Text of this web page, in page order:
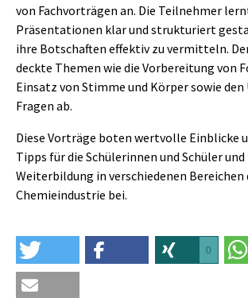
von Fachvorträgen an. Die Teilnehmer
Präsentationen klar und strukturiert
ihre Botschaften effektiv zu vermitteln.
deckte Themen wie die Vorbereitung von
Einsatz von Stimme und Körper sowie
Fragen ab.
Diese Vorträge boten wertvolle Einblicke
Tipps für die Schülerinnen und Schüler
Weiterbildung in verschiedenen Bereichen
Chemieindustrie bei.
0